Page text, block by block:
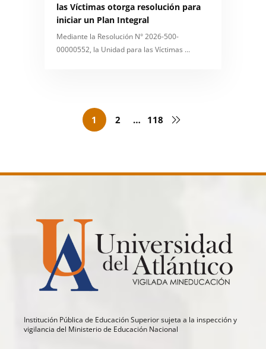
las Víctimas otorga resolución para
iniciar un Plan Integral
Mediante la Resolución N° 2026-500-
00000552, la Unidad para las Víctimas …
1 2 … 118
Institución Pública de Educación Superior sujeta a la inspección y
vigilancia del Ministerio de Educación Nacional